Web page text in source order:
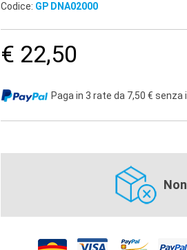
Codice: GP DNA02000
€ 22,50
Paga in 3 rate da 7,50 €